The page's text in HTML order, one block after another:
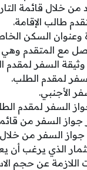
من خلال قائمة
طالب الإقامة.
وعنوان السكن
مع المتقدم وهي
السفر لمقدم
لمقدم الطلب.
الأجنبي.
السفر لمقدم
جواز السفر من
جواز السفر من خلال
الذي يرغب أن
اللازمة عن حجم